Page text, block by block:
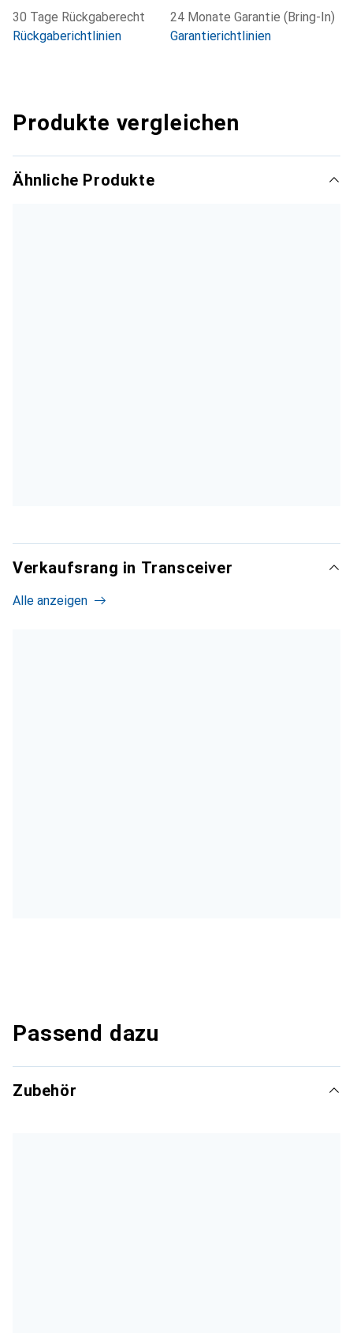
30 Tage Rückgaberecht
Rückgaberichtlinien
24 Monate Garantie (Bring-In)
Garantierichtlinien
Produkte vergleichen
Ähnliche Produkte
Verkaufsrang in Transceiver
Alle anzeigen
Passend dazu
Zubehör